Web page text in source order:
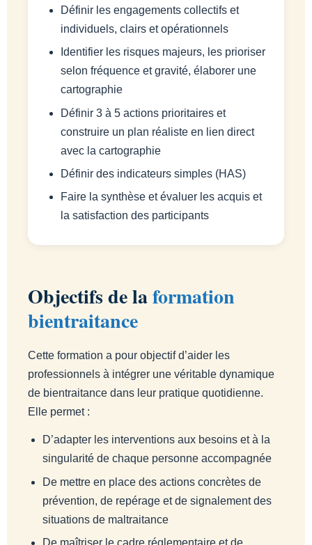
Définir les engagements collectifs et
individuels, clairs et opérationnels
Identifier les risques majeurs, les prioriser
selon fréquence et gravité, élaborer une
cartographie
Définir 3 à 5 actions prioritaires et
construire un plan réaliste en lien direct
avec la cartographie
Définir des indicateurs simples (HAS)
Faire la synthèse et évaluer les acquis et
la satisfaction des participants
Objectifs de laformation
bientraitance
Cette formation a pour objectif d’aider les
professionnels à intégrer une véritable dynamique
de bientraitance dans leur pratique quotidienne.
Elle permet :
D’adapter les interventions aux besoins et à la
singularité de chaque personne accompagnée
De mettre en place des actions concrètes de
prévention, de repérage et de signalement des
situations de maltraitance
De maîtriser le cadre réglementaire et de